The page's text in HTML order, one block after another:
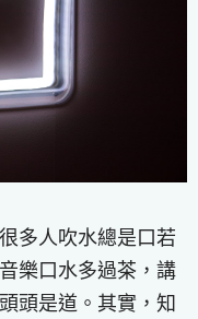
多人吹水總是口若
樂口水多過茶，講
頭是道。其實，知